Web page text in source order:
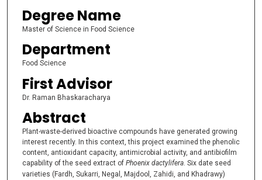
Degree Name
Master of Science in Food Science
Department
Food Science
First Advisor
Dr. Raman Bhaskaracharya
Abstract
Plant-waste-derived bioactive compounds have generated growing
interest recently. In this context, this project examined the phenolic
content, antioxidant capacity, antimicrobial activity, and antibiofilm
capability of the seed extract of Phoenix dactylifera. Six date seed
varieties (Fardh, Sukarri, Negal, Majdool, Zahidi, and Khadrawy)